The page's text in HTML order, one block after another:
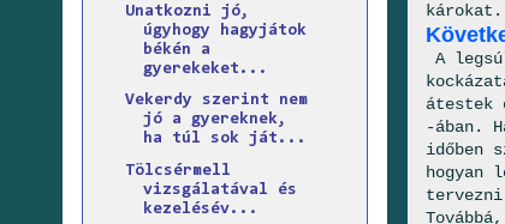
károkat.
A
átestek
-ában.
időben
hogyan
Unatkozni jó,
úgyhogy hagyjátok
békén a
gyerekeket...
Vekerdy szerint nem
jó a gyereknek,
ha túl sok ját...
Tölcsérmell
vizsgálatával és
kezelésév...